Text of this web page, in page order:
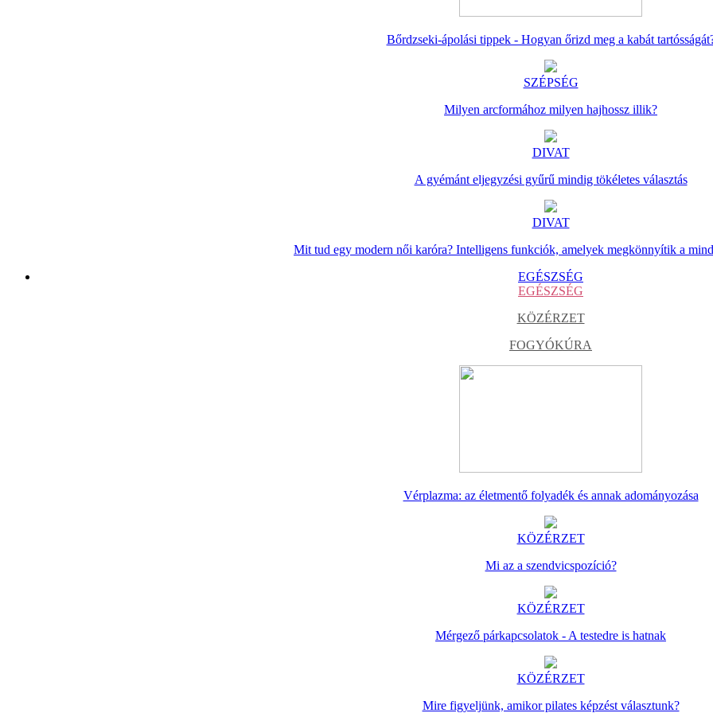
Bőrdzseki-ápolási tippek - Hogyan őrizd meg a kabát
SZÉPSÉG
Milyen arcformához milyen hajhossz illik?
DIVAT
A gyémánt eljegyzési gyűrű mindig tökéletes választás
DIVAT
Mit tud egy modern női karóra? Intelligens funkciók, amelyek megkönnyítik a
EGÉSZSÉG
EGÉSZSÉG
KÖZÉRZET
FOGYÓKÚRA
Vérplazma: az életmentő folyadék és annak adományozása
KÖZÉRZET
Mi az a szendvicspozíció?
KÖZÉRZET
Mérgező párkapcsolatok - A testedre is hatnak
KÖZÉRZET
Mire figyeljünk, amikor pilates képzést választunk?